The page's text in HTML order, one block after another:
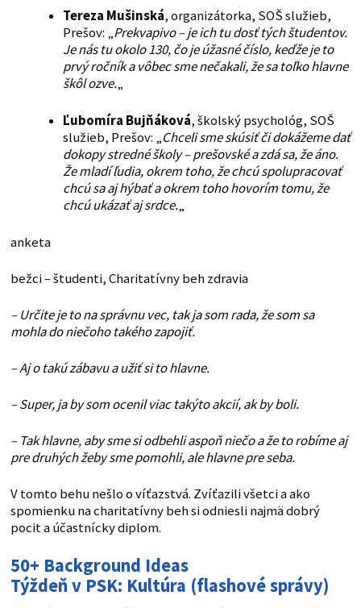
Tereza Mušinská, organizátorka, SOŠ služieb,
Prešov: „Prekvapivo – je ich tu dosť tých študentov.
Je nás tu okolo 130, čo je úžasné číslo, keďže je to
prvý ročník a vôbec sme nečakali, že sa toľko hlavne
škôl ozve.„
Ľubomíra Bujňáková, školský psychológ, SOŠ
služieb, Prešov: „Chceli sme skúsiť či dokážeme dať
dokopy stredné školy – prešovské a zdá sa, že áno.
Že mladí ľudia, okrem toho, že chcú spolupracovať
chcú sa aj hýbať a okrem toho hovorím tomu, že
chcú ukázať aj srdce.„
anketa
bežci – študenti, Charitatívny beh zdravia
– Určite je to na správnu vec, tak ja som rada, že som sa
mohla do niečoho takého zapojiť.
– Aj o takú zábavu a užiť si to hlavne.
– Super, ja by som ocenil viac takýto akcií, ak by boli.
– Tak hlavne, aby sme si odbehli aspoň niečo a že to robíme aj
pre druhých žeby sme pomohli, ale hlavne pre seba.
V tomto behu nešlo o víťazstvá. Zvíťazili všetci a ako
spomienku na charitatívny beh si odniesli najmä dobrý
pocit a účastnícky diplom.
50+ Background Ideas
Týždeň v PSK: Kultúra (flashové správy)